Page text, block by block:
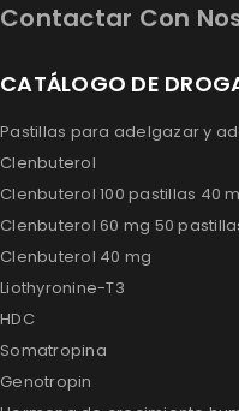
Contactar Con
CATÁLOGO DE
Pastillas para adelgazar y
Clenbuterol
Clenbuterol 100 pastillas 40
Clenbuterol 60 mg 50
Clenbuterol 40 mg
Liothyronine-T3
HDC
Somatropina
Genotropin